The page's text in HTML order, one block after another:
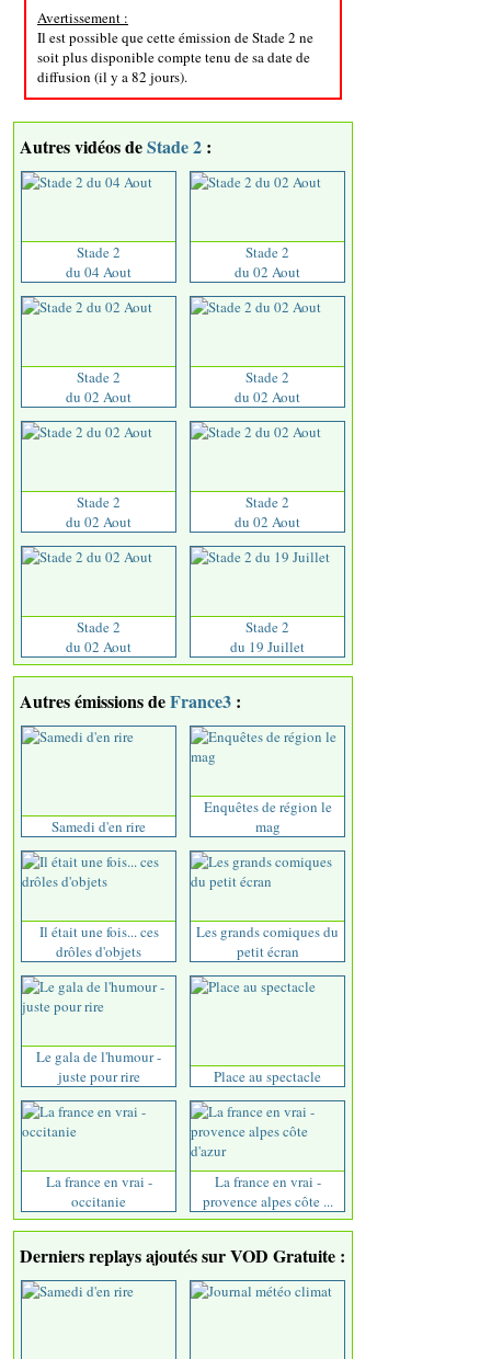
Avertissement :
Il est possible que cette émission de Stade 2 ne
soit plus disponible compte tenu de sa date de
diffusion (il y a 82 jours).
Autres vidéos deStade 2 :
Stade 2
du 04 Aout
Stade 2
du 02 Aout
Stade 2
du 02 Aout
Stade 2
du 02 Aout
Stade 2
du 02 Aout
Stade 2
du 02 Aout
Stade 2
du 02 Aout
Stade 2
du 19 Juillet
Autres émissions deFrance3 :
Samedi d'en rire
Enquêtes de région le
mag
Il était une fois... ces
drôles d'objets
Les grands comiques du
petit écran
Le gala de l'humour -
juste pour rire
Place au spectacle
La france en vrai -
occitanie
La france en vrai -
provence alpes côte ...
Derniers replays ajoutés sur VOD Gratuite :